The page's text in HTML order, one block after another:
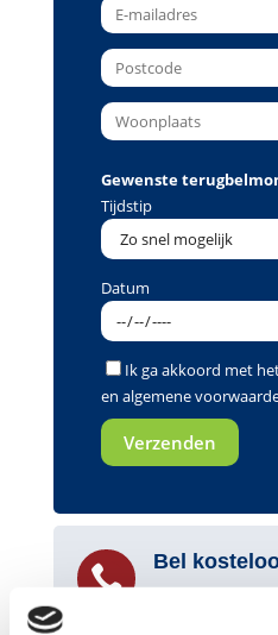
Gewenste
Tijdstip
Datum
Ik ga akkoord met
en algemene
 Bel
088 -